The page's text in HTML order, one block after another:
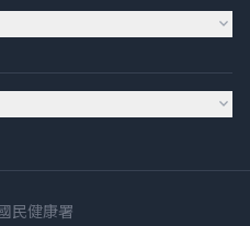
expand_more
expand_more
民健康署